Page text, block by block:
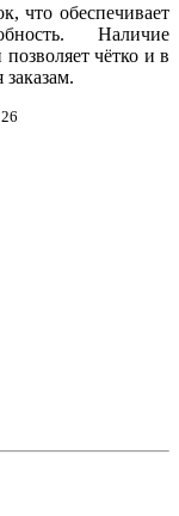
что обеспечивает
Наличие
чётко и в